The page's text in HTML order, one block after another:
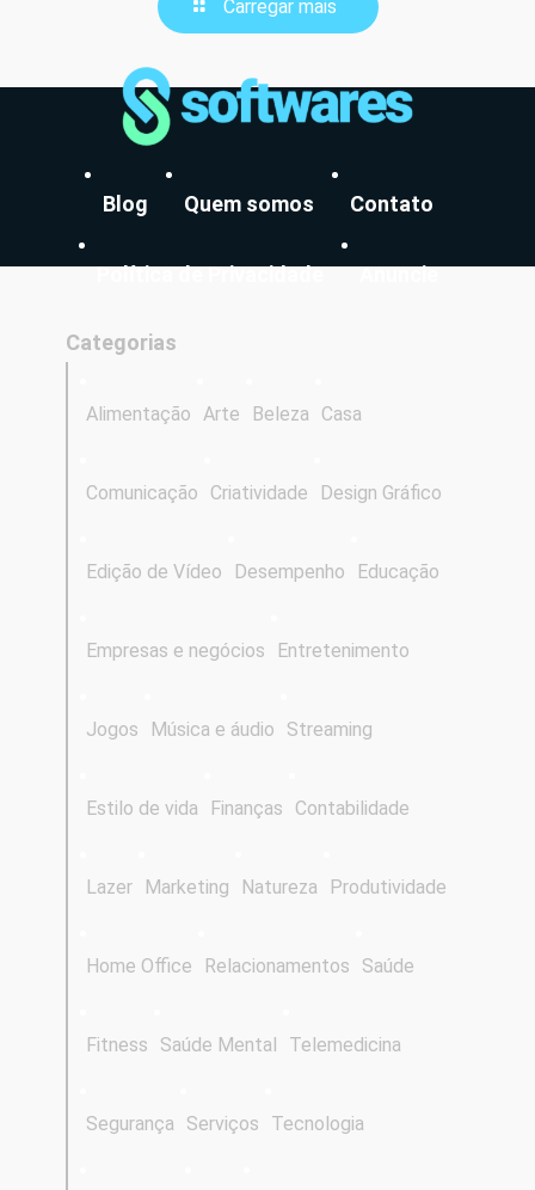
Carregar mais
Blog Quem somos Contato
Política de Privacidade Anuncie
Categorias
Alimentação Arte Beleza Casa
Comunicação Criatividade Design Gráfico
Edição de Vídeo Desempenho Educação
Empresas e negócios Entretenimento
Jogos Música e áudio Streaming
Estilo de vida Finanças Contabilidade
Lazer Marketing Natureza Produtividade
Home Office Relacionamentos Saúde
Fitness Saúde Mental Telemedicina
Segurança Serviços Tecnologia